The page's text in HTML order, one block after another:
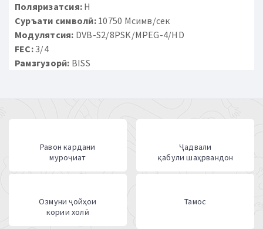
Поляризатсия: H
Суръати символӣ:10750 Мсимв/сек
Модулятсия: DVB-S2/8PSK/MPEG-4/HD
FEC:3/4
Рамзгузорӣ: BISS
Равон кардани
муроҷиат
Ҷадвали
қабули шаҳрвандон
Озмуни ҷойҳои
кории холӣ
Тамос